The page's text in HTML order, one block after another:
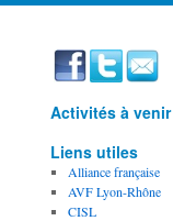
Activités à venir
Liens utiles
Alliance française
AVF Lyon-Rhône
CISL